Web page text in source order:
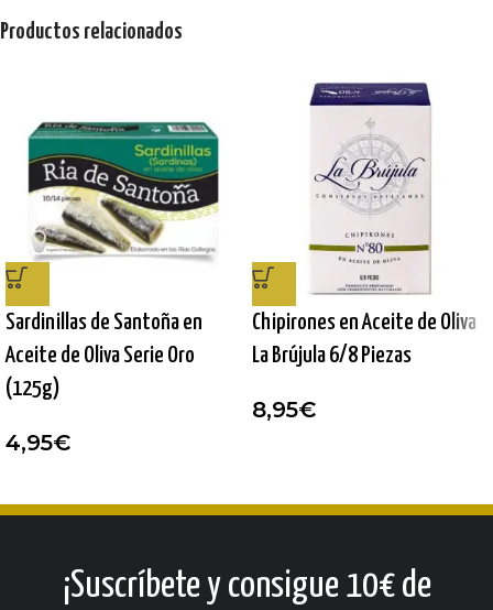
Productos relacionados
Sardinillas de Santoña en
Aceite de Oliva Serie Oro
(125g)
4,95€
Chipirones en Aceite de Oliva
La Brújula 6/8 Piezas
8,95€
¡Suscríbete y consigue 10€ de